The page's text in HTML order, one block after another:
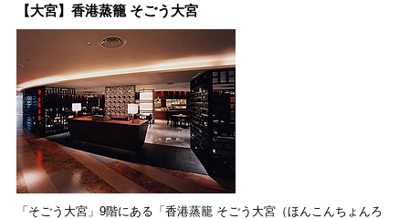
【大宮】香港蒸籠 そごう大宮
「そごう大宮」9階にある「香港蒸籠 そごう大宮（ほんこんちょんろ